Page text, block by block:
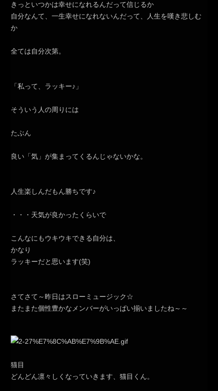
きっといつかは幸せになれるんだって信じるか
自分なんて、一生幸せになれないんだって、人生を嘆き悲しむ
か
全ては自分次第。
「私って、ラッキー♪」
そういう人の周りには
たぶん
良い「気」が集まってくるんじゃないかな。
人生楽しんだもん勝ちです♪
・・・天気が良かったくらいで
こんなにもウキウキできる自分は、
かなり
ラッキーだと思います(笑)
さてさて～昨日はスローミュージック☆
またまた個性豊かなメンバーがいっぱい揃いましたね～～
猫目
どんどん凛々しくなっていきます、猫目くん。